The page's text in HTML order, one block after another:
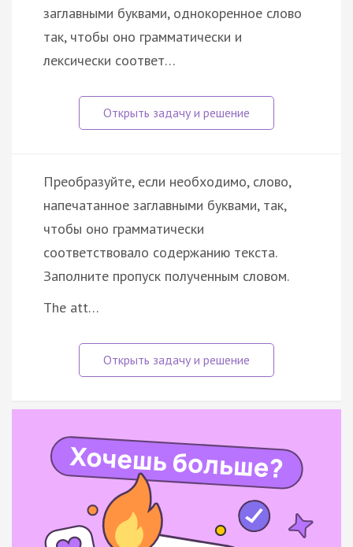
заглавными буквами, однокоренное слово
так, чтобы оно грамматически и
лексически соответ…
Преобразуйте, если необходимо, слово,
напечатанное заглавными буквами, так,
чтобы оно грамматически
соответствовало содержанию текста.
Заполните пропуск полученным словом.
The att…